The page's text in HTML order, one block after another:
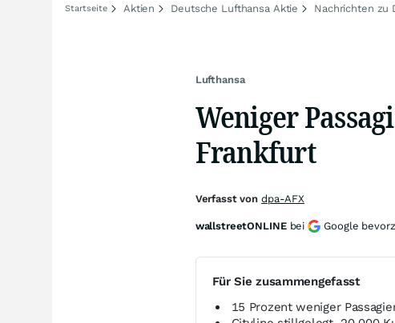
Startseite Aktien Deutsche Lufthansa Aktie Nachrichten zu
Lufthansa
Weniger
Frankfurt
Für Sie zusammengefasst
15 Prozent weniger
Verfasst von dpa-AFX
wallstreetONLINE bei Google